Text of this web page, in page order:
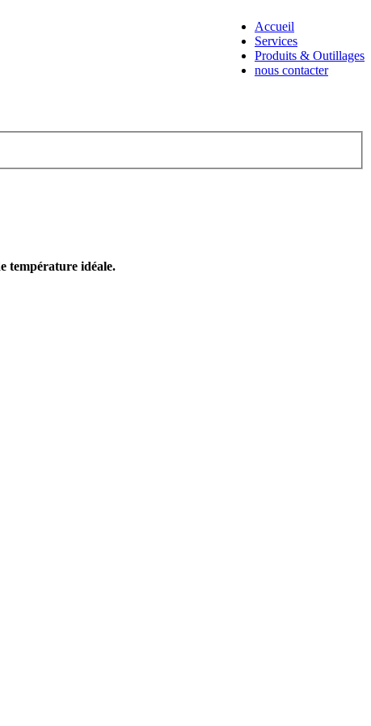
Accueil
Services
Produits & Outillages
nous contacter
température idéale.